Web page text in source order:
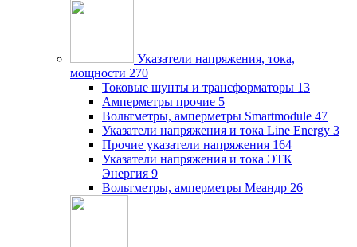
Указатели напряжения, тока,
мощности 270
Токовые шунты и трансформаторы 13
Амперметры прочие 5
Вольтметры, амперметры Smartmodule 47
Указатели напряжения и тока Line Energy 3
Прочие указатели напряжения 164
Указатели напряжения и тока ЭТК
Энергия 9
Вольтметры, амперметры Меандр 26